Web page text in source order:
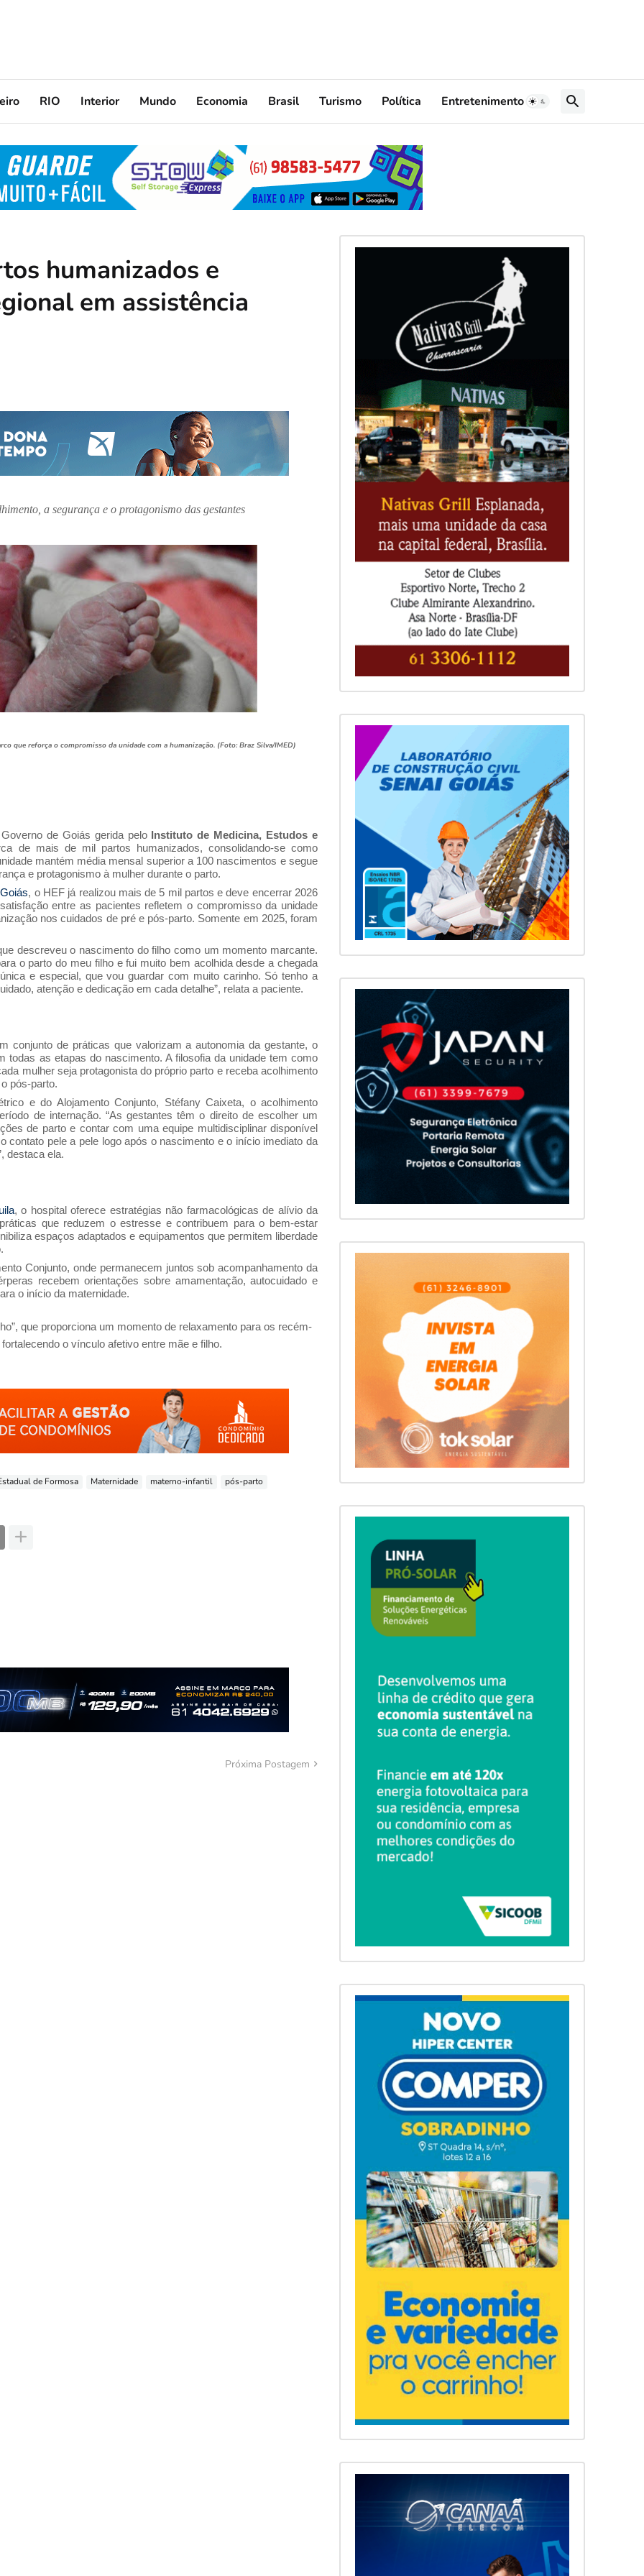
RIO Interior Mundo Economia Brasil Turismo Política Entretenimento
humanizados e
em assistência
a segurança e o protagonismo das gestantes
que reforça o compromisso da unidade com a humanização. (Foto: Braz Silva/IMED)
de Goiás gerida pelo Instituto de Medicina, Estudos e
de mais de mil partos humanizados, consolidando-se como
mantém média mensal superior a 100 nascimentos e segue
e protagonismo à mulher durante o parto.
, o HEF já realizou mais de 5 mil partos e deve encerrar 2026
entre as pacientes refletem o compromisso da unidade
nos cuidados de pré e pós-parto. Somente em 2025, foram
descreveu o nascimento do filho como um momento marcante.
o parto do meu filho e fui muito bem acolhida desde a chegada
e especial, que vou guardar com muito carinho. Só tenho a
atenção e dedicação em cada detalhe”, relata a paciente.
conjunto de práticas que valorizam a autonomia da gestante, o
todas as etapas do nascimento. A filosofia da unidade tem como
mulher seja protagonista do próprio parto e receba acolhimento
pós-parto.
e do Alojamento Conjunto, Stéfany Caixeta, o acolhimento
de internação. “As gestantes têm o direito de escolher um
de parto e contar com uma equipe multidisciplinar disponível
contato pele a pele logo após o nascimento e o início imediato da
destaca ela.
, o hospital oferece estratégias não farmacológicas de alívio da
que reduzem o estresse e contribuem para o bem-estar
espaços adaptados e equipamentos que permitem liberdade
Conjunto, onde permanecem juntos sob acompanhamento da
recebem orientações sobre amamentação, autocuidado e
o início da maternidade.
que proporciona um momento de relaxamento para os recém-
o vínculo afetivo entre mãe e filho.
de Formosa Maternidade materno-infantil pós-parto
Próxima Postagem